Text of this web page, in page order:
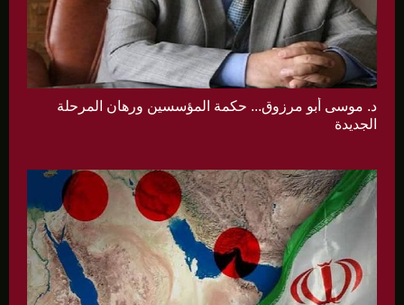
د. موسى أبو مرزوق... حكمة المؤسسين ورهان المرحلة
الجديدة